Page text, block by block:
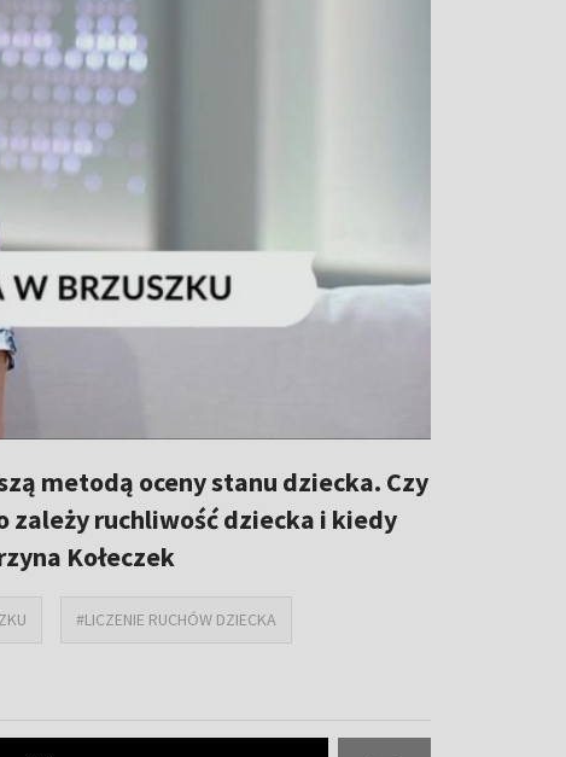
metodą oceny stanu dziecka. Czy
zależy ruchliwość dziecka i kiedy
Kołeczek
#LICZENIE RUCHÓW DZIECKA